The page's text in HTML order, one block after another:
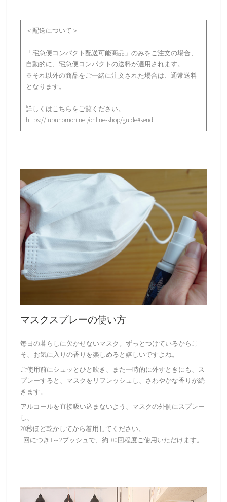
＜配送について＞
「宅急便コンパクト配送可能商品」のみをご注文の場合、
自動的に、宅急便コンパクトの送料が適用されます。
※それ以外の商品をご一緒に注文された場合は、通常送料
となります。
詳しくはこちらをご覧ください。
https://fupunomori.net/online-shop/guide#send
マスクスプレーの使い方
毎日の暮らしに欠かせないマスク。ずっとつけているからこ
そ、お気に入りの香りを楽しめると嬉しいですよね。
ご使用前にシュッとひと吹き、また一時的に外すときにも、ス
プレーすると、マスクをリフレッシュし、さわやかな香りが続
きます。
アルコールを直接吸い込まないよう、マスクの外側にスプレー
し、
20秒ほど乾かしてから着用してください。
1回につき1～2プッシュで、約100回程度ご使用いただけます。